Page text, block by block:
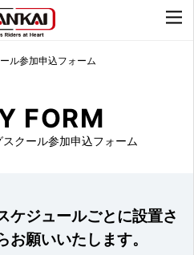
ル参加申込フォーム
FORM
クール参加申込フォーム
ケジュールごとに設置さ
願いいたします。